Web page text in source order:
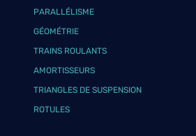
PARALLÉLISME
GÉOMÉTRIE
TRAINS ROULANTS
AMORTISSEURS
TRIANGLES DE SUSPENSION
ROTULES